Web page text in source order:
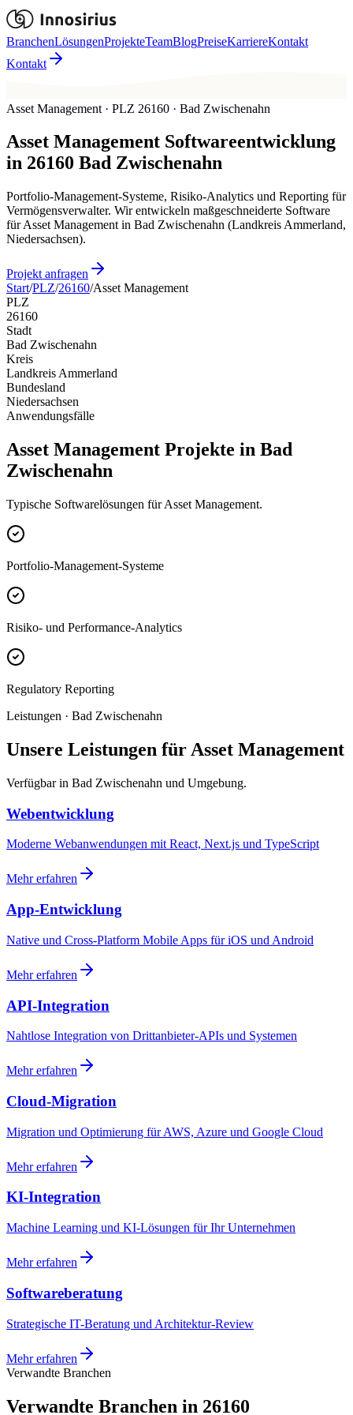
BranchenLösungenProjekteTeamBlogPreiseKarriereKontakt
Kontakt
Asset Management · PLZ 26160 · Bad Zwischenahn
Asset Management Softwareentwicklung
in 26160 Bad Zwischenahn
Portfolio-Management-Systeme, Risiko-Analytics und Reporting für
Vermögensverwalter. Wir entwickeln maßgeschneiderte Software
für Asset Management in Bad Zwischenahn (Landkreis Ammerland,
Niedersachsen).
Projekt anfragen
Start/PLZ/26160/Asset Management
PLZ
26160
Stadt
Bad Zwischenahn
Kreis
Landkreis Ammerland
Bundesland
Niedersachsen
Anwendungsfälle
Asset Management Projekte in Bad
Zwischenahn
Typische Softwarelösungen für Asset Management.
Portfolio-Management-Systeme
Risiko- und Performance-Analytics
Regulatory Reporting
Leistungen · Bad Zwischenahn
Unsere Leistungen für Asset Management
Verfügbar in Bad Zwischenahn und Umgebung.
Webentwicklung
Moderne Webanwendungen mit React, Next.js und TypeScript
Mehr erfahren
App-Entwicklung
Native und Cross-Platform Mobile Apps für iOS und Android
Mehr erfahren
API-Integration
Nahtlose Integration von Drittanbieter-APIs und Systemen
Mehr erfahren
Cloud-Migration
Migration und Optimierung für AWS, Azure und Google Cloud
Mehr erfahren
KI-Integration
Machine Learning und KI-Lösungen für Ihr Unternehmen
Mehr erfahren
Softwareberatung
Strategische IT-Beratung und Architektur-Review
Mehr erfahren
Verwandte Branchen
Verwandte Branchen in 26160